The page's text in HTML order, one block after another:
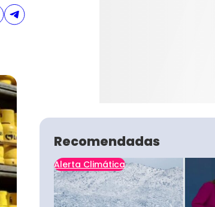
Recomendadas
Alerta Climática